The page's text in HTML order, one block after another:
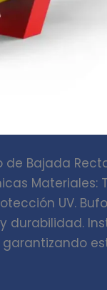
de Bajada
Materiales:
UV.